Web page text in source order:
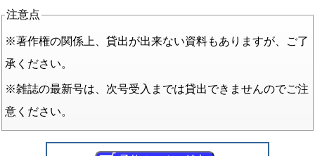
注意点
※著作権の関係上、貸出が出来ない資料もありますが、ご了
承ください。
※雑誌の最新号は、次号受入までは貸出できませんのでご注
意ください。